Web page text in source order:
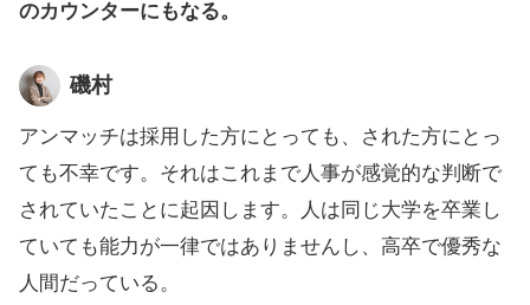
のカウンターにもなる。
磯村
アンマッチは採用した方にとっても、された方にとっ
ても不幸です。それはこれまで人事が感覚的な判断で
されていたことに起因します。人は同じ大学を卒業し
ていても能力が一律ではありませんし、高卒で優秀な
人間だっている。